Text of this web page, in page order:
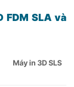
FDM SLA và
Máy in 3D SLS